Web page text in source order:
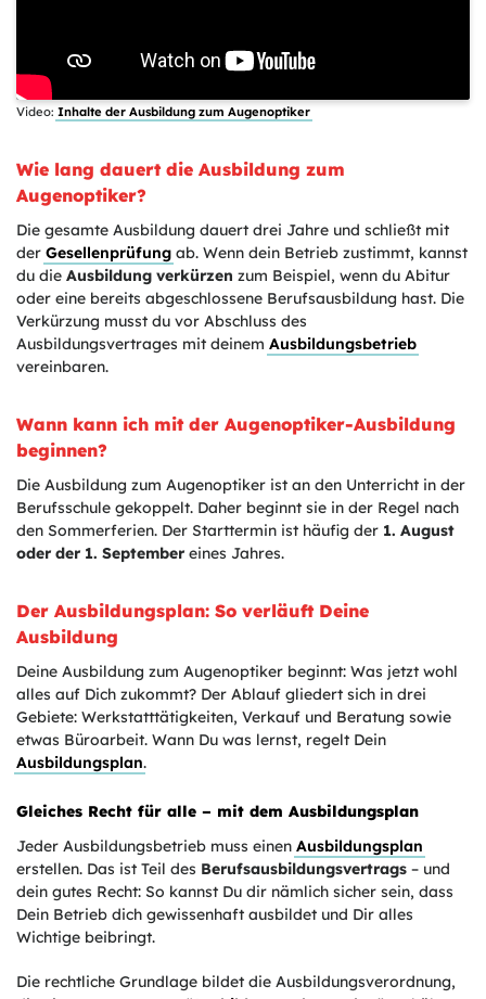
Video: Inhalte der Ausbildung zum Augenoptiker
Wie lang dauert die Ausbildung zum
Augenoptiker?
Die gesamte Ausbildung dauert drei Jahre und schließt mit
der Gesellenprüfung ab. Wenn dein Betrieb zustimmt, kannst
du die Ausbildung verkürzen zum Beispiel, wenn du Abitur
oder eine bereits abgeschlossene Berufsausbildung hast. Die
Verkürzung musst du vor Abschluss des
Ausbildungsvertrages mit deinem Ausbildungsbetrieb
vereinbaren.
Wann kann ich mit der Augenoptiker-Ausbildung
beginnen?
Die Ausbildung zum Augenoptiker ist an den Unterricht in der
Berufsschule gekoppelt. Daher beginnt sie in der Regel nach
den Sommerferien. Der Starttermin ist häufig der 1. August
oder der 1. September eines Jahres.
Der Ausbildungsplan: So verläuft Deine
Ausbildung
Deine Ausbildung zum Augenoptiker beginnt: Was jetzt wohl
alles auf Dich zukommt? Der Ablauf gliedert sich in drei
Gebiete: Werkstatttätigkeiten, Verkauf und Beratung sowie
etwas Büroarbeit. Wann Du was lernst, regelt Dein
Ausbildungsplan.
Gleiches Recht für alle – mit dem Ausbildungsplan
Jeder Ausbildungsbetrieb muss einen Ausbildungsplan
erstellen. Das ist Teil des Berufsausbildungsvertrags – und
dein gutes Recht: So kannst Du dir nämlich sicher sein, dass
Dein Betrieb dich gewissenhaft ausbildet und Dir alles
Wichtige beibringt.
Die rechtliche Grundlage bildet die Ausbildungsverordnung,